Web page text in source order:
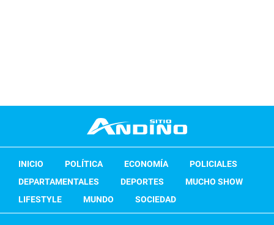
INICIO POLÍTICA ECONOMÍA
POLICIALES
DEPARTAMENTALES
DEPORTES
MUCHO SHOW
LIFESTYLE
MUNDO SOCIEDAD